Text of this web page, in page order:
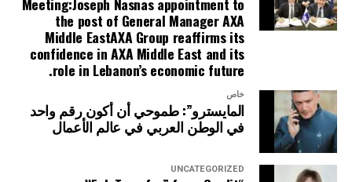
the post of General Manager AXA
Middle EastAXA Group reaffirms its
confidence in AXA Middle East and its
role in Lebanon’s economic future.
خاص
المايسترو”: طموحي أن أكون رقم واحد
في الوطن العربي في عالم الأعمال
UNCATEGORIZED